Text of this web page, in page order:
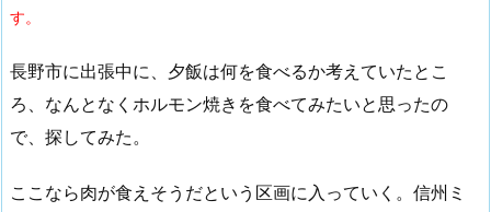
す。
長野市に出張中に、夕飯は何を食べるか考えていたとこ
ろ、なんとなくホルモン焼きを食べてみたいと思ったの
で、探してみた。
ここなら肉が食えそうだという区画に入っていく。信州ミ